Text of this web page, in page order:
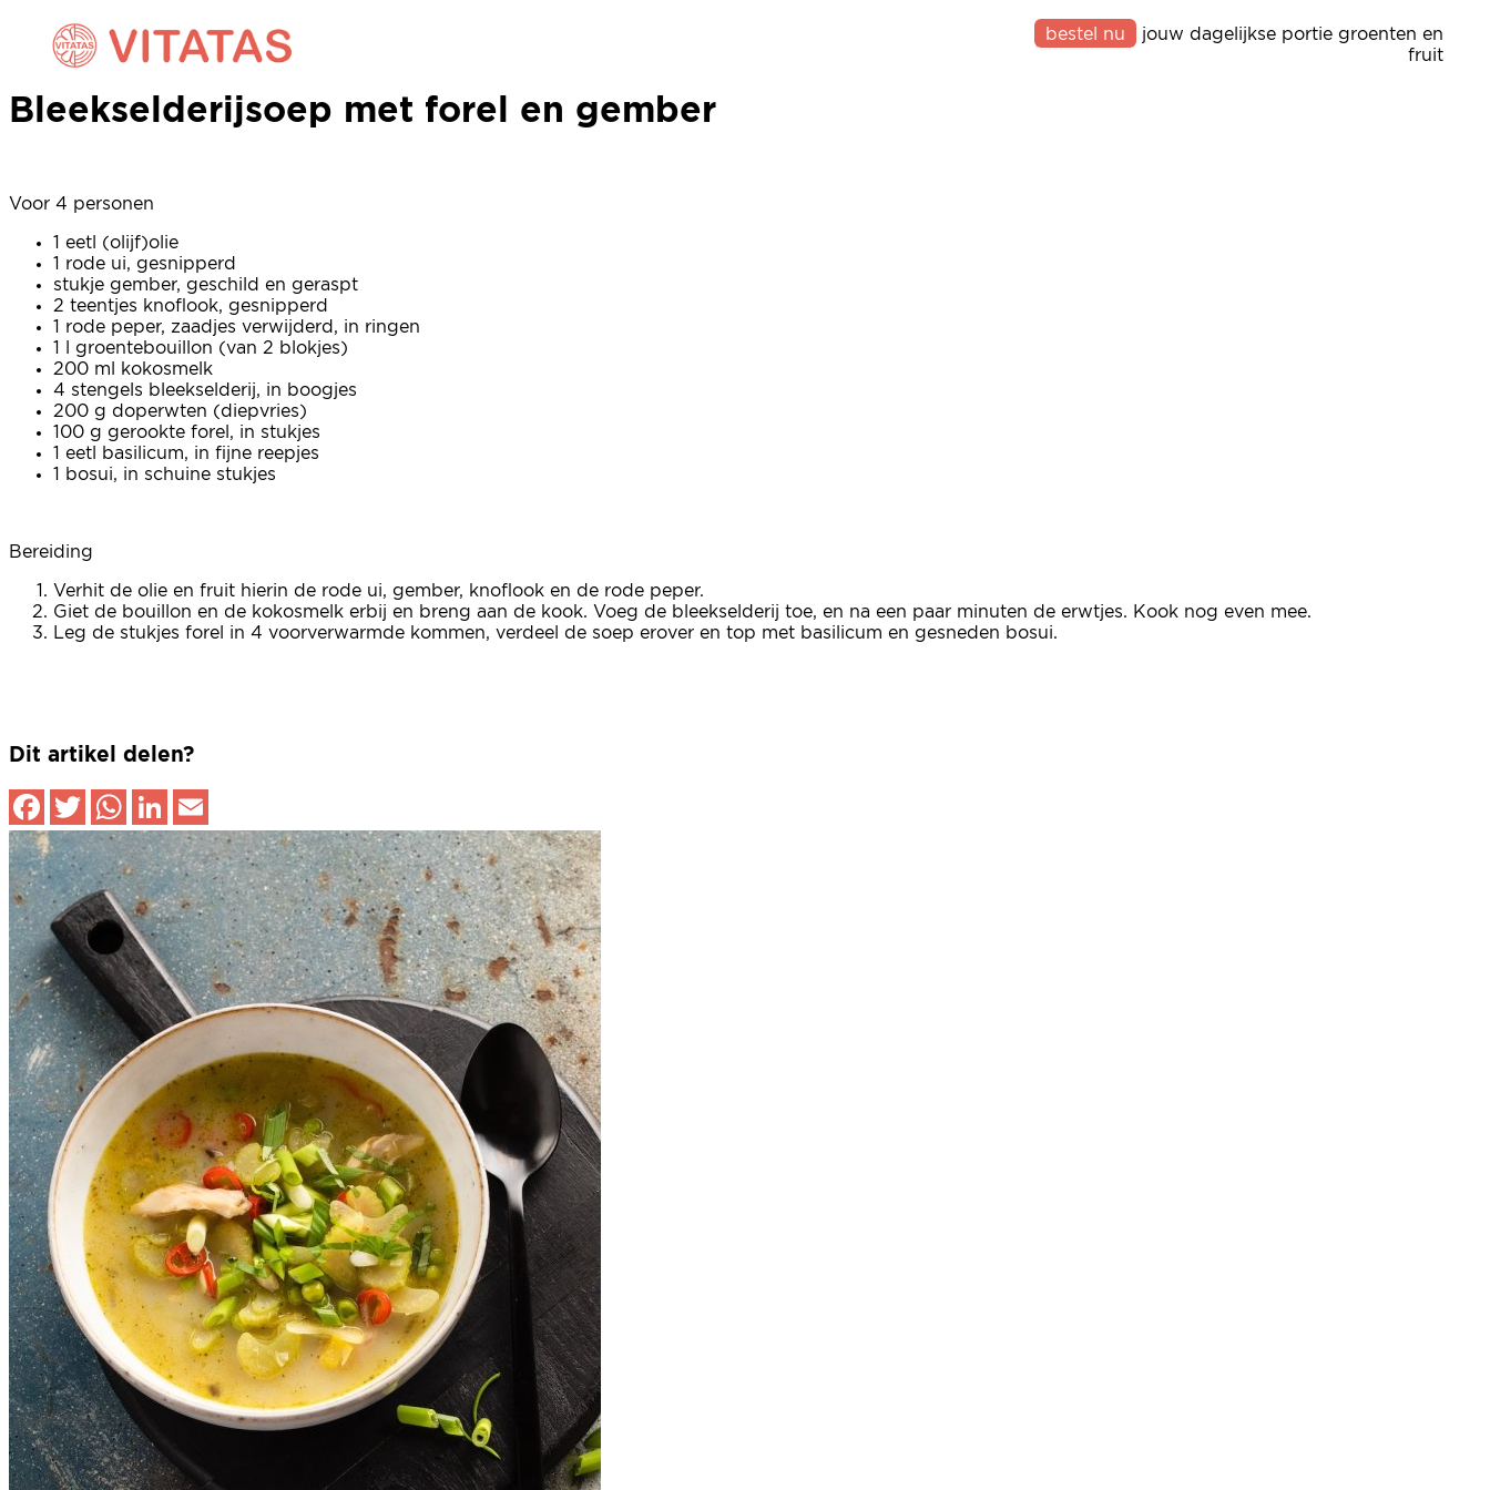
bestel nu
jouw dagelijkse portie groenten en
fruit
Bleekselderijsoep met forel en gember
Bleekselderijsoep met forel en gember
Voor 4 personen
1 eetl (olijf)olie
1 rode ui, gesnipperd
stukje gember, geschild en geraspt
2 teentjes knoflook, gesnipperd
1 rode peper, zaadjes verwijderd, in ringen
1 l groentebouillon (van 2 blokjes)
200 ml kokosmelk
4 stengels bleekselderij, in boogjes
200 g doperwten (diepvries)
100 g gerookte forel, in stukjes
1 eetl basilicum, in fijne reepjes
1 bosui, in schuine stukjes
Bereiding
Verhit de olie en fruit hierin de rode ui, gember, knoflook en de rode peper.
Giet de bouillon en de kokosmelk erbij en breng aan de kook. Voeg de bleekselderij toe, en na een paar minuten de erwtjes. Kook nog even mee.
Leg de stukjes forel in 4 voorverwarmde kommen, verdeel de soep erover en top met basilicum en gesneden bosui.
Dit artikel delen?